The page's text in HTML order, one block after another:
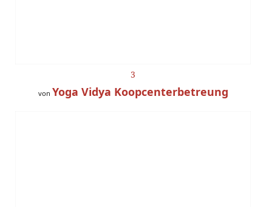
3
von Yoga Vidya Koopcenterbetreung